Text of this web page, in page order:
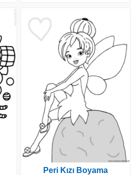
Peri Kızı Boyama